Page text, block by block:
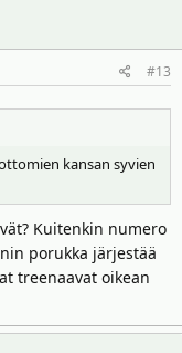
#13
kansan syvien
Kuitenkin numero
porukka järjestää
treenaavat oikean